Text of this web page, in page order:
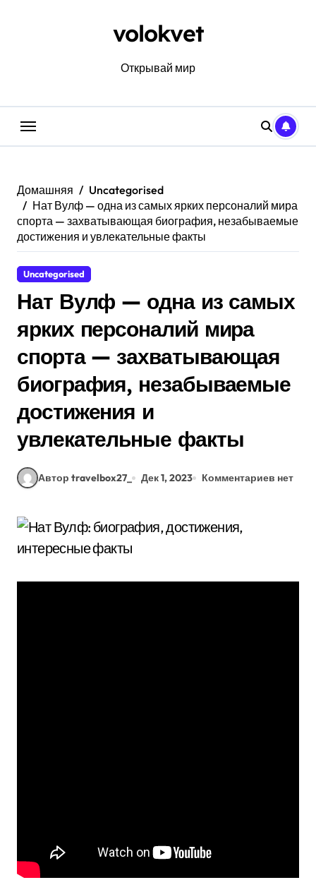
volokvet
Открывай мир
Домашняя
Uncategorised
Нат Вулф — одна из самых ярких персоналий мира
спорта — захватывающая биография, незабываемые
достижения и увлекательные факты
Uncategorised
Нат Вулф — одна из самых
ярких персоналий мира
спорта — захватывающая
биография, незабываемые
достижения и
увлекательные факты
Автор travelbox27_ Дек 1, 2023 Комментариев нет